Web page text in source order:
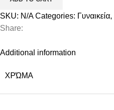
SKU: N/ACategories: Γυναικεία,
Share:
Additional information
ΧΡΏΜΑ